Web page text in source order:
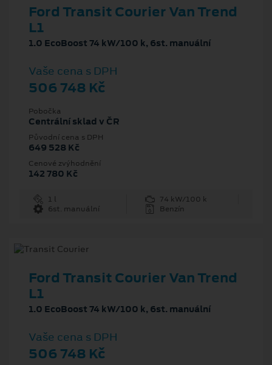
Ford Transit Courier Van Trend
L1
1.0 EcoBoost 74 kW/100 k, 6st. manuální
Vaše cena s DPH
506 748 Kč
Pobočka
Centrální sklad v ČR
Původní cena s DPH
649 528 Kč
Cenové zvýhodnění
142 780 Kč
1 l
74 kW/100 k
6st. manuální
Benzín
Ford Transit Courier Van Trend
L1
1.0 EcoBoost 74 kW/100 k, 6st. manuální
Vaše cena s DPH
506 748 Kč